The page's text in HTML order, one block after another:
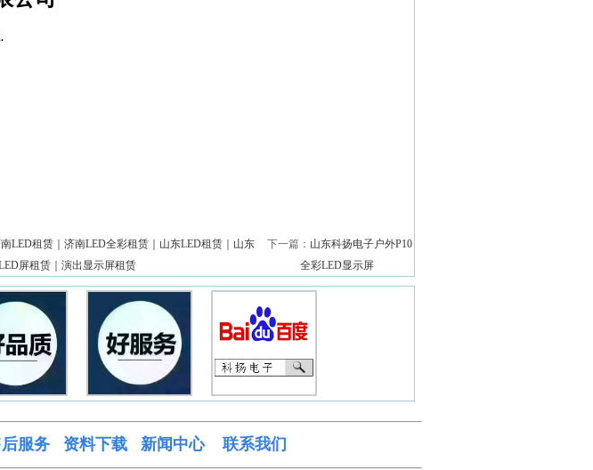
LED租赁｜济南LED全彩租赁｜山东LED租赁｜山东
屏租赁｜演出显示屏租赁
下一篇： 山东科扬电子户外P10
全彩LED显示屏
后服务 资料下载 新闻中心 联系我们